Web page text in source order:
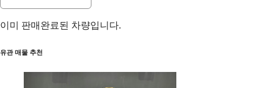
이미 판매완료된 차량입니다.
유관 매물 추천